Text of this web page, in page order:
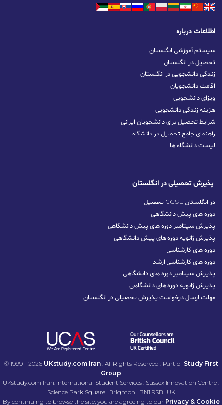
اطلاعات درباره
سیستم آموزشی انگلستان
تحصیل در انگلستان
زندگی دانشجویی در انگلستان
اقامت دانشجویان
ویزای دانشجویی
هزینه زندگی دانشجویی
شرایط تحصیل برای دانشجویان ایرانی
راهنمای جامع تحصیل در دانشگاه
لیست دانشگاه ها
پذیرش تحصیلی در انگلستان
تحصیل GCSE در انگلستان
دوره های پیش دانشگاهی
پذیرش سپتامبر دوره های پیش دانشگاهی
پذیرش ژانویه دوره های پیش دانشگاهی
دوره های کارشناسی
دوره های کارشناسی ارشد
پذیرش سپتامبر دوره‌ های دانشگاهی
پذیرش ژانویه دوره‌ های دانشگاهی
مهلت ارسال درخواست پذیرش تحصیلی در انگلستان
© 1999 - 2026 UKstudy.com Iran. All Rights Reserved . Part of Study First
Group
UKstudy.com Iran. International Student Services . Sussex Innovation Centre .
Science Park Square . Brighton . BN1 9SB . UK
By continuing to browse the site, you are agreeing to our Privacy & Cookie